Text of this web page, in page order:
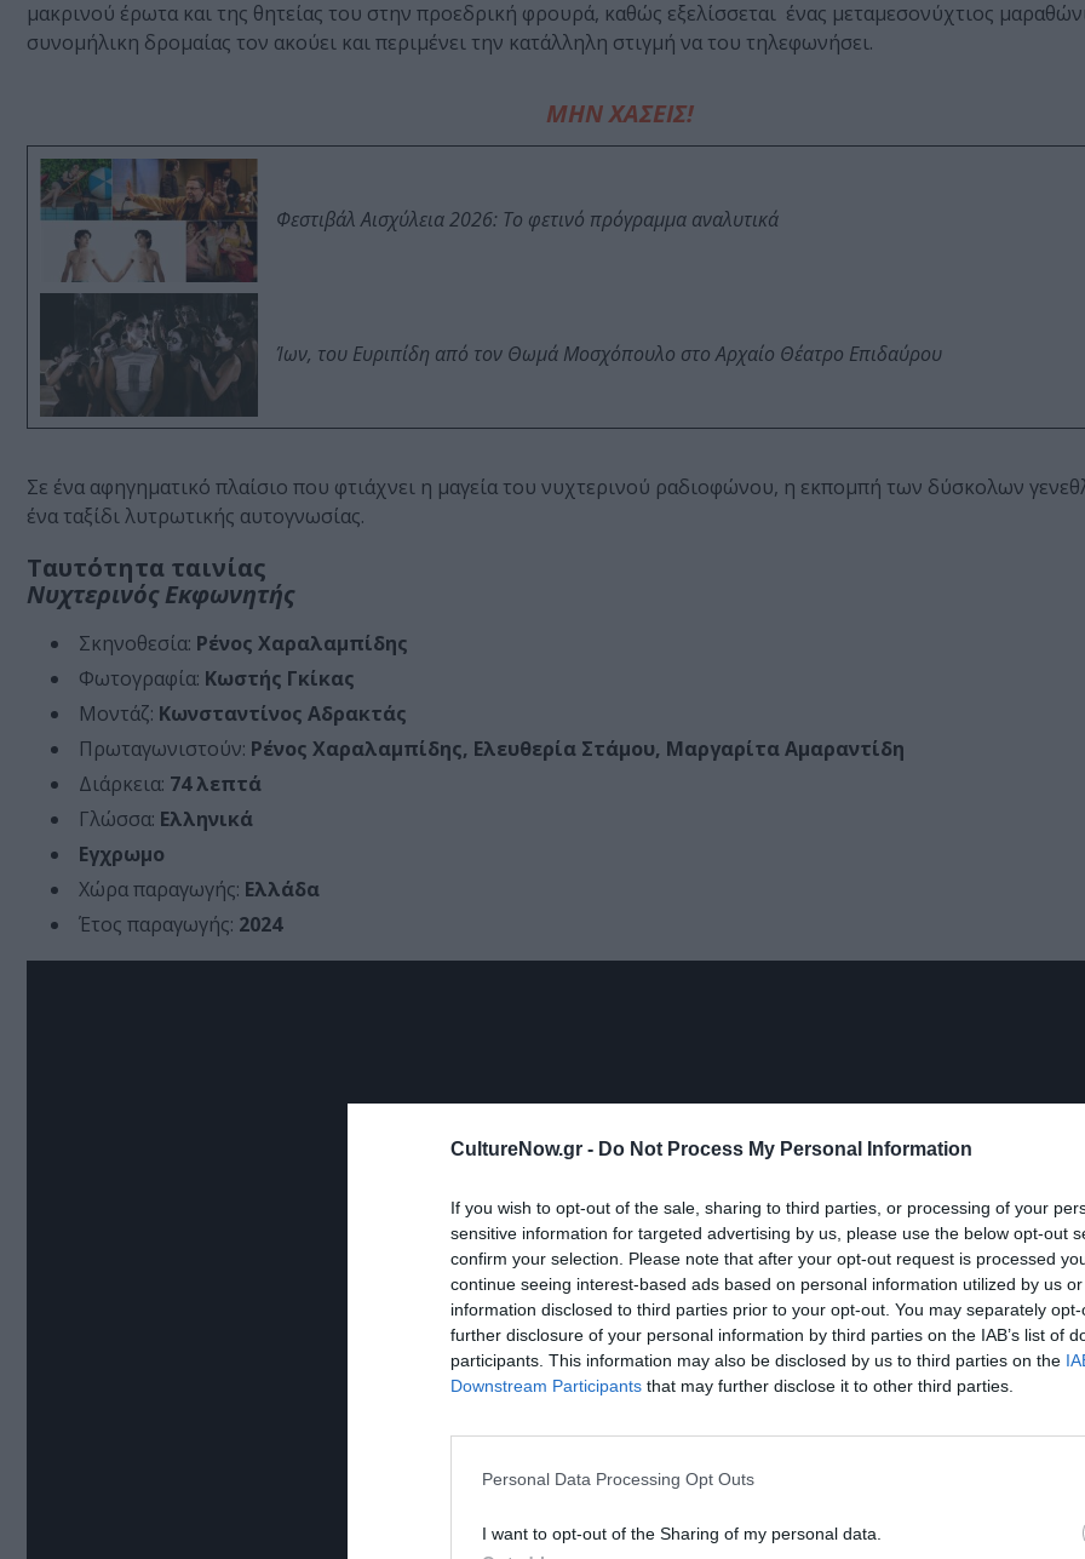
CultureNow.gr - Do Not Process My Personal Information
If you wish to opt-out of the sale, sharing to third parties, or processing of your
sensitive information for targeted advertising by us, please use the below opt-out
confirm your selection. Please note that after your opt-out request is processed
continue seeing interest-based ads based on personal information utilized by us
information disclosed to third parties prior to your opt-out. You may separately
further disclosure of your personal information by third parties on the IAB’s list of
participants. This information may also be disclosed by us to third parties on the
Downstream Participants that may further disclose it to other third parties.
Personal Data Processing Opt Outs
I want to opt-out of the Sharing of my personal data.
μακρινού έρωτα και της θητείας του στην προεδρική φρουρά, καθώς εξελίσσεται ένας μεταμεσονύχτιος
συνομήλικη δρομαίας τον ακούει και περιμένει την κατάλληλη στιγμή να του τηλεφωνήσει.
ΜΗΝ ΧΑΣΕΙΣ!
Φεστιβάλ Αισχύλεια 2026: Το φετινό πρόγραμμα αναλυτικά
Ίων, του Ευριπίδη από τον Θωμά Μοσχόπουλο στο Αρχαίο Θέατρο Επιδαύρου
Σε ένα αφηγηματικό πλαίσιο που φτιάχνει η μαγεία του νυχτερινού ραδιοφώνου, η εκπομπή των δύσκολων
ένα ταξίδι λυτρωτικής αυτογνωσίας.
Ταυτότητα ταινίας
Νυχτερινός Εκφωνητής
Σκηνοθεσία: Ρένος Χαραλαμπίδης
Φωτογραφία: Κωστής Γκίκας
Μοντάζ: Κωνσταντίνος Αδρακτάς
Πρωταγωνιστούν: Ρένος Χαραλαμπίδης, Ελευθερία Στάμου, Μαργαρίτα Αμαραντίδη
Διάρκεια: 74 λεπτά
Γλώσσα: Ελληνικά
Εγχρωμο
Χώρα παραγωγής: Ελλάδα
Έτος παραγωγής: 2024